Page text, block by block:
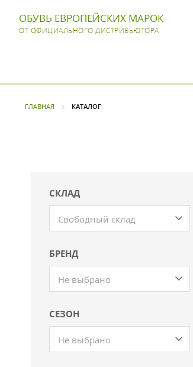
ОБУВЬ ЕВРОПЕЙСКИХ МАРОК
ОТ ОФИЦИАЛЬНОГО ДИСТРИБЬЮТОРА
ГЛАВНАЯ КАТАЛОГ
СКЛАД
Свободный склад
БРЕНД
Не выбрано
СЕЗОН
Не выбрано